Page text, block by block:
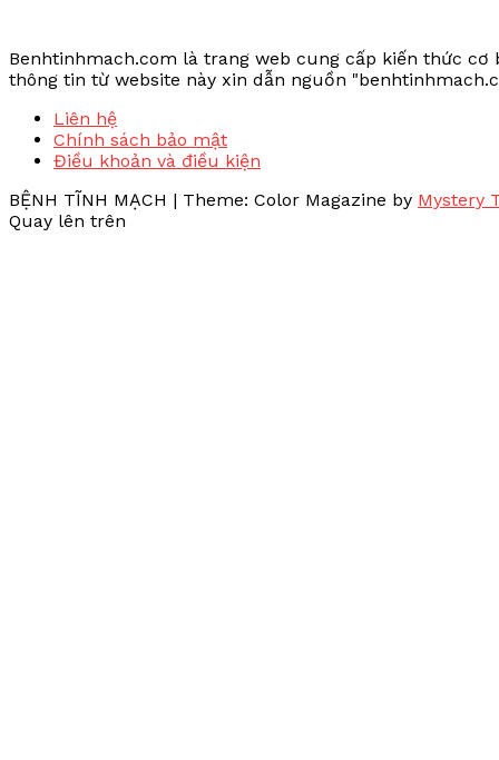
Benhtinhmach.com là trang web cung cấp kiến thức
thông tin từ website này xin dẫn nguồn
Liên hệ
Chính sách bảo mật
Điều khoản và điều kiện
BỆNH TĨNH MẠCH | Theme: Color Magazine by Mystery
Quay lên trên